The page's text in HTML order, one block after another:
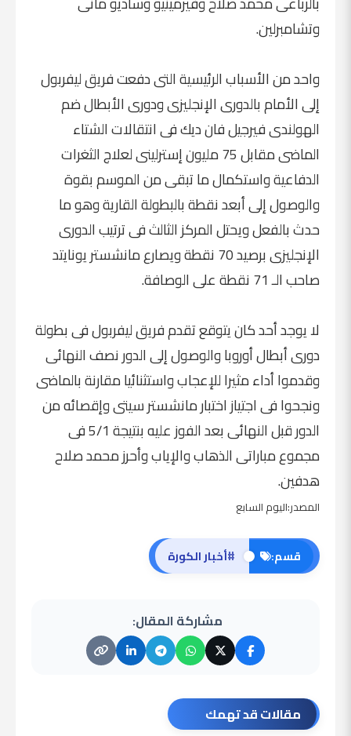
وتشامبرلين.
واحد من الأسباب الرئيسية التى دفعت فريق ليفربول
إلى الأمام بالدورى الإنجليزى ودورى الأبطال ضم
الهولندى فيرجيل فان ديك فى انتقالات الشتاء
الماضى مقابل 75 مليون إسترلينى لعلاج الثغرات
الدفاعية واستكمال ما تبقى من الموسم بقوة
والوصول إلى أبعد نقطة بالبطولة القارية وهو ما
حدث بالفعل ويحتل المركز الثالث فى ترتيب الدورى
الإنجليزى برصيد 70 نقطة ويصارع مانشستر يونايتد
صاحب الـ 71 نقطة على الوصافة.
لا يوجد أحد كان يتوقع تقدم فريق ليفربول فى بطولة
دورى أبطال أوروبا والوصول إلى الدور نصف النهائى
وقدموا أداء مثيرا للإعجاب واستثنائيا مقارنة بالماضى
ونجحوا فى اجتياز اختبار مانشستر سيتى وإقصائه من
الدور قبل النهائى بعد الفوز عليه بنتيجة 5/1 فى
مجموع مباراتى الذهاب والإياب وأحرز محمد صلاح
هدفين.
المصدر:اليوم السابع
قسم: #أخبار الكورة
مشاركة المقال:
مقالات قد تهمك